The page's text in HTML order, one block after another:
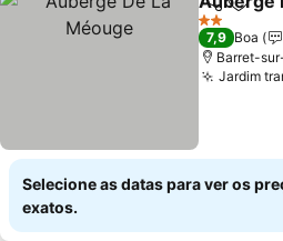
Partilhar
2 Estrelas
7,9 Boa
Barret-
Jardim
Selecione as datas para ver os
exatos.